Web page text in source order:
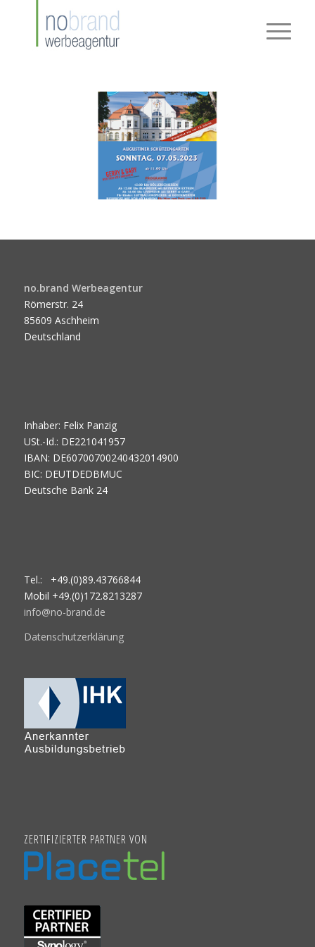
no.brand Werbeagentur
Römerstr. 24
85609 Aschheim
Deutschland
Inhaber: Felix Panzig
USt.-Id.: DE221041957
IBAN: DE60700700240432014900
BIC: DEUTDEDBMUC
Deutsche Bank 24
Tel.: +49.(0)89.43766844
Mobil +49.(0)172.8213287
info@no-brand.de
Datenschutzerklärung
ZERTIFIZIERTER PARTNER VON